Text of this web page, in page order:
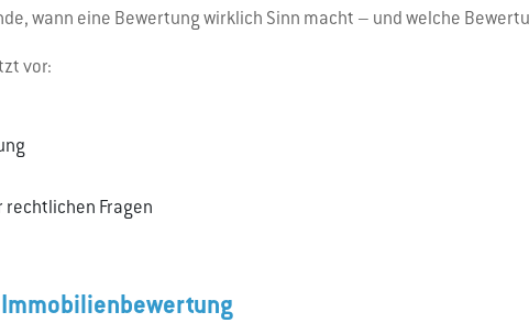
wann eine Bewertung wirklich Sinn macht – und welche
vor:
Fragen